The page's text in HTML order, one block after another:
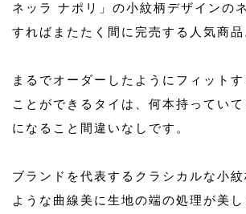
ネッラ ナポリ」の小紋柄デザインの
すればまたたく間に完売する人気商品
まるでオーダーしたようにフィットす
ことができるタイは、何本持ってい
になること間違いなしです。
ブランドを代表するクラシカルな小
ような曲線美に生地の端の処理が美